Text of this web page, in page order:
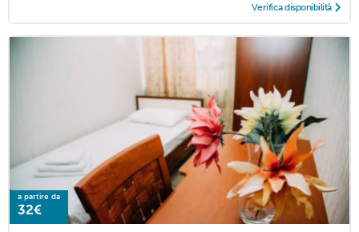
Verifica disponibilità
a partire da
32€